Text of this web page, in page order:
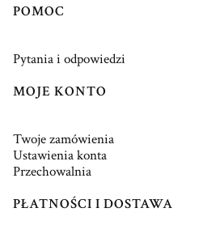
Linki w stopce
POMOC
Pytania i odpowiedzi
MOJE KONTO
Twoje zamówienia
Ustawienia konta
Przechowalnia
PŁATNOŚCI I DOSTAWA